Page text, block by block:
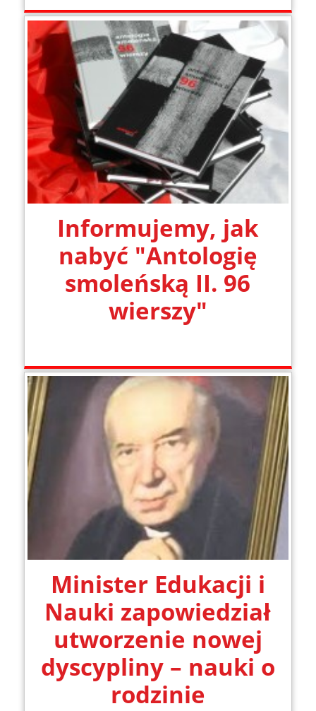
Informujemy, jak
nabyć "Antologię
smoleńską II. 96
wierszy"
Minister Edukacji i
Nauki zapowiedział
utworzenie nowej
dyscypliny – nauki o
rodzinie